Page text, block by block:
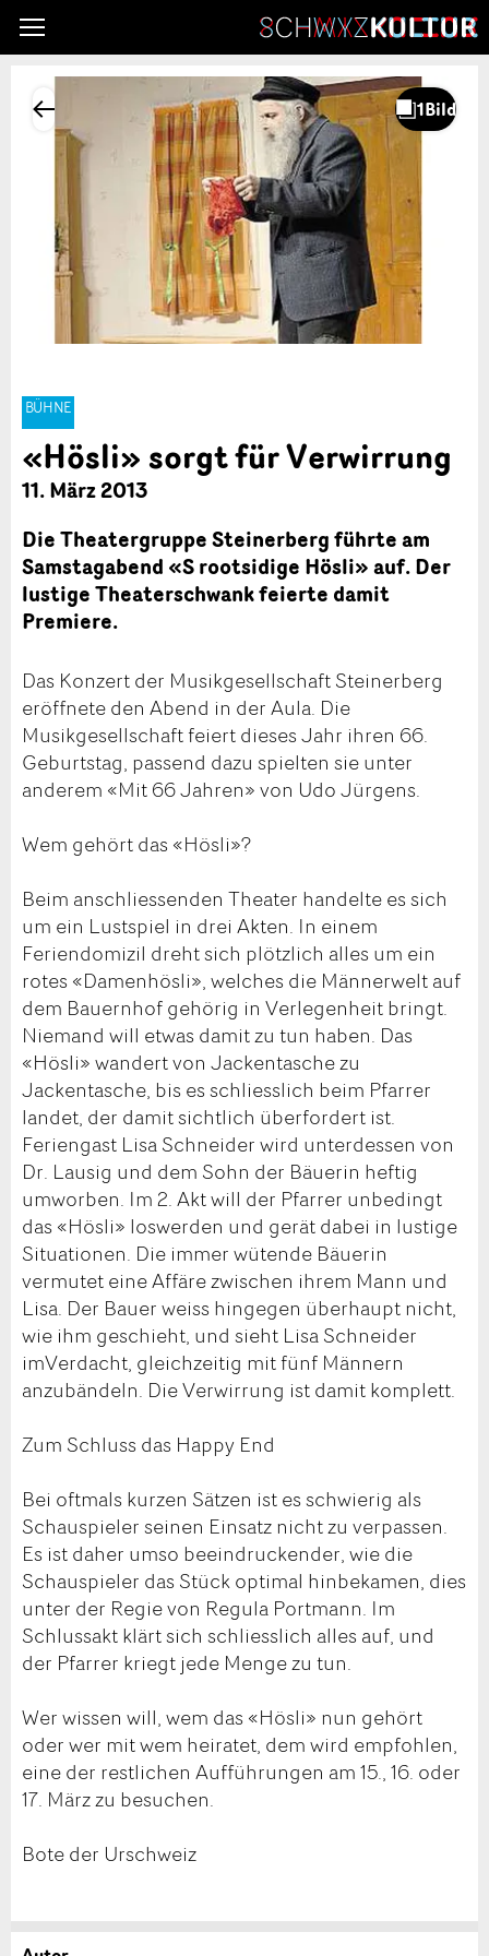
BÜHNE
«Hösli» sorgt für Verwirrung
11. März 2013
Die Theatergruppe Steinerberg führte am
Samstagabend «S rootsidige Hösli» auf. Der
lustige Theaterschwank feierte damit
Premiere.
Das Konzert der Musikgesellschaft Steinerberg
eröffnete den Abend in der Aula. Die
Musikgesellschaft feiert dieses Jahr ihren 66.
Geburtstag, passend dazu spielten sie unter
anderem «Mit 66 Jahren» von Udo Jürgens.
Wem gehört das «Hösli»?
Beim anschliessenden Theater handelte es sich
um ein Lustspiel in drei Akten. In einem
Feriendomizil dreht sich plötzlich alles um ein
rotes «Damenhösli», welches die Männerwelt auf
dem Bauernhof gehörig in Verlegenheit bringt.
Niemand will etwas damit zu tun haben. Das
«Hösli» wandert von Jackentasche zu
Jackentasche, bis es schliesslich beim Pfarrer
landet, der damit sichtlich überfordert ist.
Feriengast Lisa Schneider wird unterdessen von
Dr. Lausig und dem Sohn der Bäuerin heftig
umworben. Im 2. Akt will der Pfarrer unbedingt
das «Hösli» loswerden und gerät dabei in lustige
Situationen. Die immer wütende Bäuerin
vermutet eine Affäre zwischen ihrem Mann und
Lisa. Der Bauer weiss hingegen überhaupt nicht,
wie ihm geschieht, und sieht Lisa Schneider
imVerdacht, gleichzeitig mit fünf Männern
anzubändeln. Die Verwirrung ist damit komplett.
Zum Schluss das Happy End
Bei oftmals kurzen Sätzen ist es schwierig als
Schauspieler seinen Einsatz nicht zu verpassen.
Es ist daher umso beeindruckender, wie die
Schauspieler das Stück optimal hinbekamen, dies
unter der Regie von Regula Portmann. Im
Schlussakt klärt sich schliesslich alles auf, und
der Pfarrer kriegt jede Menge zu tun.
Wer wissen will, wem das «Hösli» nun gehört
oder wer mit wem heiratet, dem wird empfohlen,
eine der restlichen Aufführungen am 15., 16. oder
17. März zu besuchen.
Bote der Urschweiz